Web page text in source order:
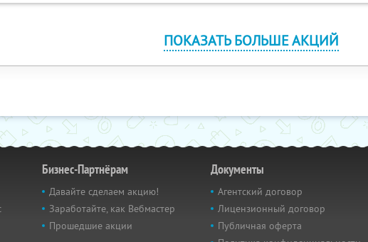
ПОКАЗАТЬ БОЛЬШЕ АКЦИЙ
Бизнес-Партнёрам
Давайте сделаем акцию!
Заработайте, как Вебмастер
Прошедшие акции
Документы
Агентский договор
Лицензионный договор
Публичная оферта